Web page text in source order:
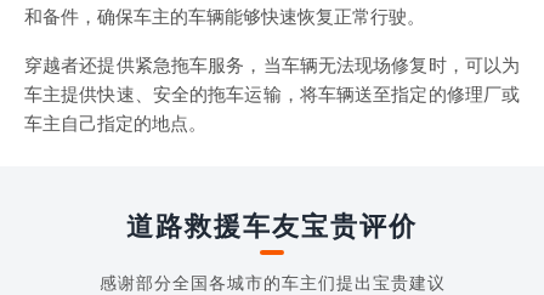
和备件，确保车主的车辆能够快速恢复正常行驶。
穿越者还提供紧急拖车服务，当车辆无法现场修复时，可以为
车主提供快速、安全的拖车运输，将车辆送至指定的修理厂或
车主自己指定的地点。
道路救援车友宝贵评价
感谢部分全国各城市的车主们提出宝贵建议